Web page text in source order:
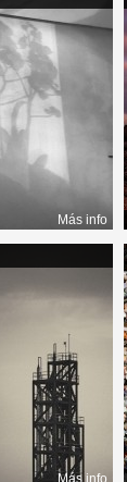
Más info